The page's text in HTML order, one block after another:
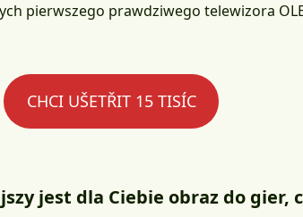
pierwszego prawdziwego telewizora
CHCI UŠETŘIT 15 TISÍC
jest dla Ciebie obraz do gier,